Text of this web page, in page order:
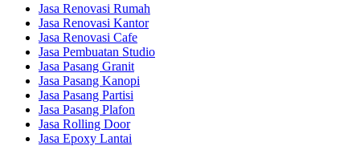
Jasa Renovasi Rumah
Jasa Renovasi Kantor
Jasa Renovasi Cafe
Jasa Pembuatan Studio
Jasa Pasang Granit
Jasa Pasang Kanopi
Jasa Pasang Partisi
Jasa Pasang Plafon
Jasa Rolling Door
Jasa Epoxy Lantai